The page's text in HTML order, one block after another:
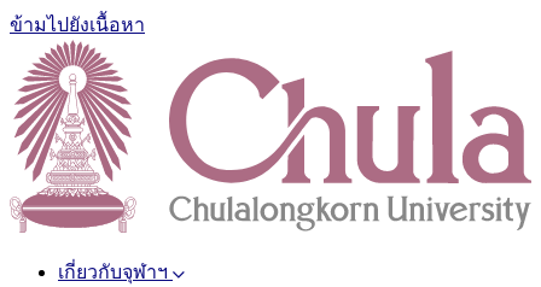
ข้ามไปยังเนื้อหา
เกี่ยวกับจุฬาฯ